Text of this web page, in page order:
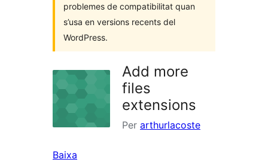
problemes de compatibilitat quan
s’usa en versions recents del
WordPress.
Add more
files
extensions
Per arthurlacoste
Baixa